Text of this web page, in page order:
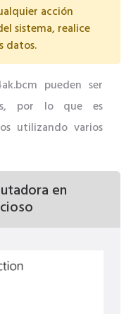
acción
sistema, realice
datos.
pueden ser
por lo que es
utilizando varios
en